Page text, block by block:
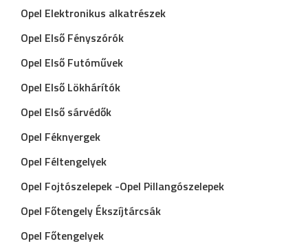
Opel Elektronikus alkatrészek
Opel Első Fényszórók
Opel Első Futóművek
Opel Első Lökhárítók
Opel Első sárvédők
Opel Féknyergek
Opel Féltengelyek
Opel Fojtószelepek -Opel Pillangószelepek
Opel Főtengely Ékszíjtárcsák
Opel Főtengelyek